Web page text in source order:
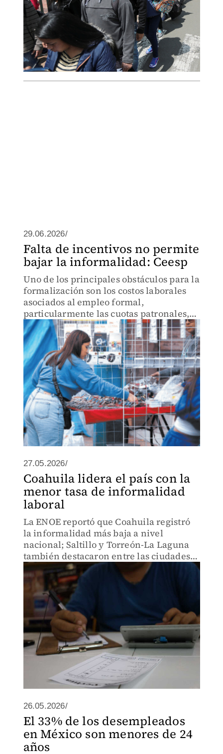
29.06.2026/
Falta de incentivos no permite
bajar la informalidad: Ceesp
Uno de los principales obstáculos para la
formalización son los costos laborales
asociados al empleo formal,
particularmente las cuotas patronales,
dice el grupo de expertos
27.05.2026/
Coahuila lidera el país con la
menor tasa de informalidad
laboral
La ENOE reportó que Coahuila registró
la informalidad más baja a nivel
nacional; Saltillo y Torreón-La Laguna
también destacaron entre las ciudades
con mejores indicadores.
26.05.2026/
El 33% de los desempleados
en México son menores de 24
años